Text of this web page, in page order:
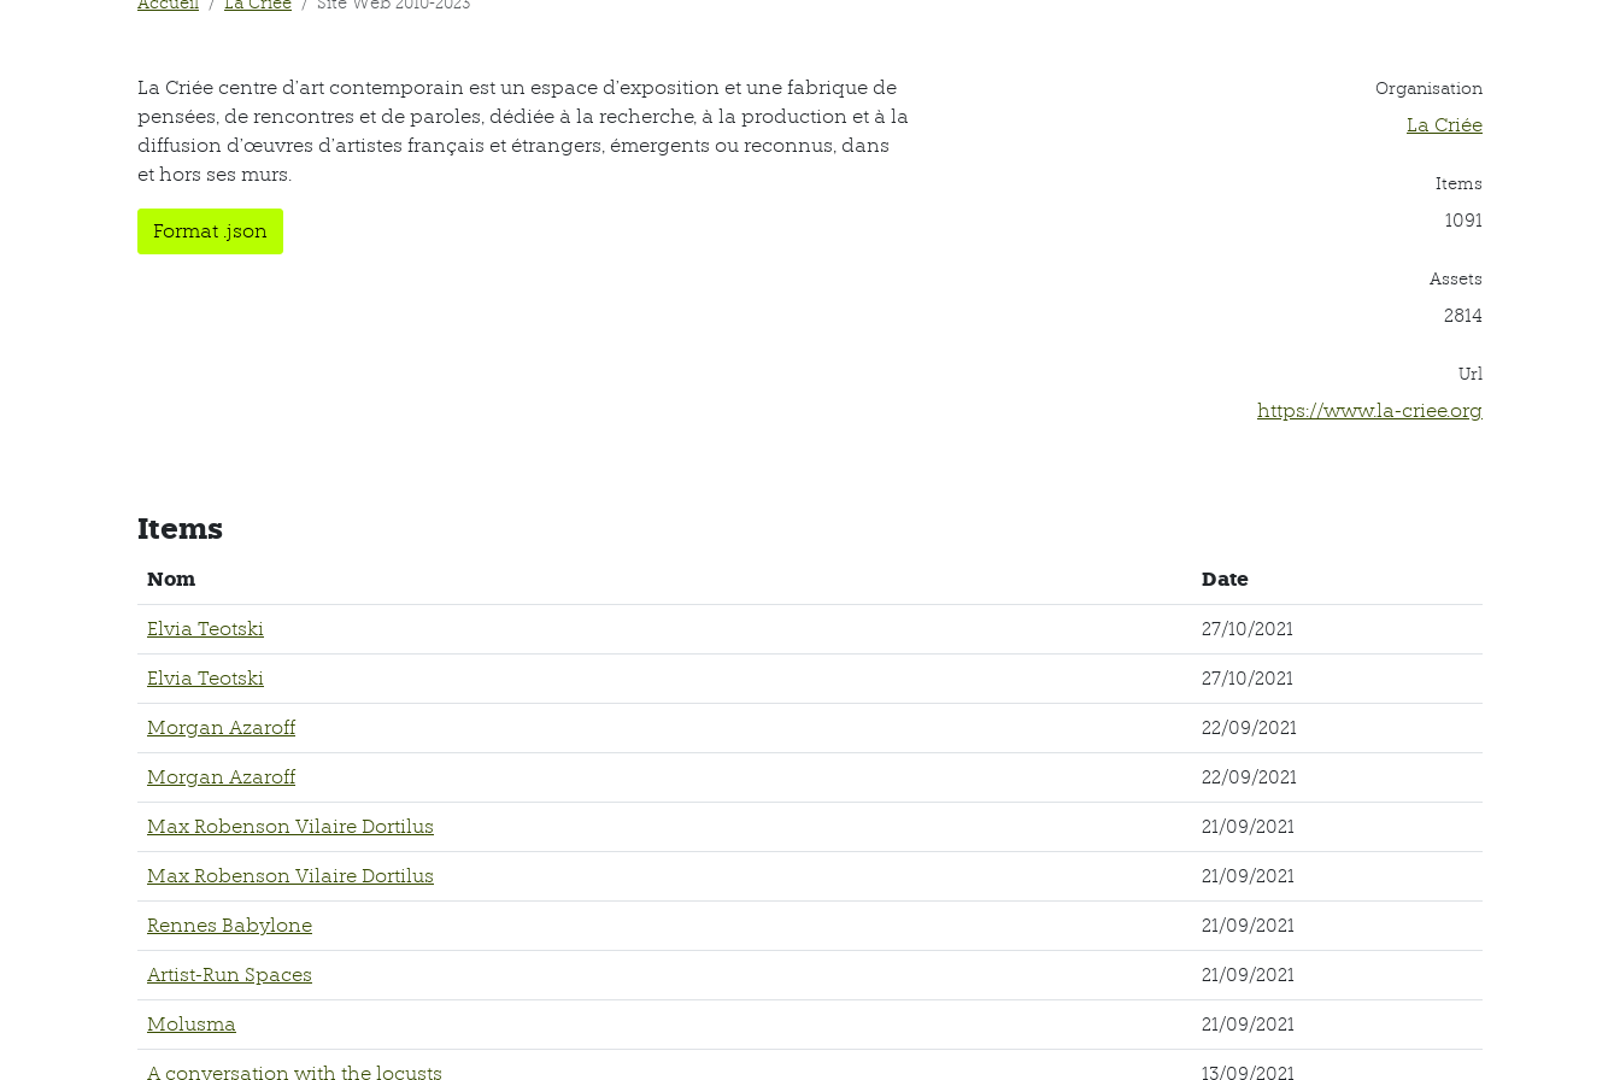
La Criée centre d’art contemporain est un espace d’exposition et une fabrique de
pensées, de rencontres et de paroles, dédiée à la recherche, à la production et à la
diffusion d’œuvres d’artistes français et étrangers, émergents ou reconnus, dans
et hors ses murs.
Format .json
Organisation
La Criée
Items
1091
Assets
2814
Url
https://www.la-criee.org
Items
Nom Date
Elvia Teotski 27/10/2021
Elvia Teotski 27/10/2021
Morgan Azaroff 22/09/2021
Morgan Azaroff 22/09/2021
Max Robenson Vilaire Dortilus 21/09/2021
Max Robenson Vilaire Dortilus 21/09/2021
Rennes Babylone 21/09/2021
Artist-Run Spaces 21/09/2021
Molusma 21/09/2021
A conversation with the locusts 13/09/2021